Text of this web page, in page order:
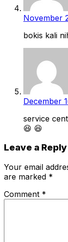
November
bokis kali
December
service
😆 😆
Leave a Reply
Your email
are marked *
Comment *